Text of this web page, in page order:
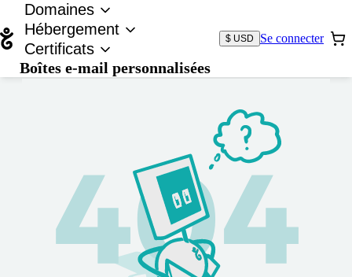
Domaines
Hébergement
Certificats
Boîtes e-mail personnalisées
$ USD Se connecter